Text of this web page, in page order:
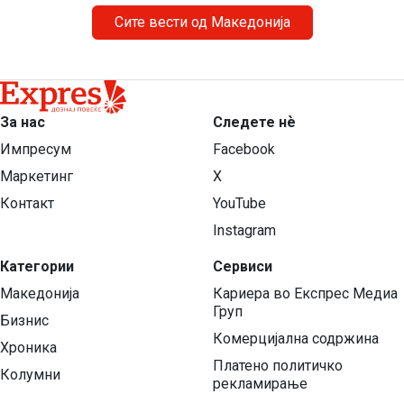
Сите вести од Македонија
За нас
Импресум
Маркетинг
Контакт
Категории
Македонија
Бизнис
Хроника
Колумни
Следете нѐ
Facebook
X
YouTube
Instagram
Сервиси
Кариера во Експрес Медиа
Груп
Комерцијална содржина
Платено политичко
рекламирање